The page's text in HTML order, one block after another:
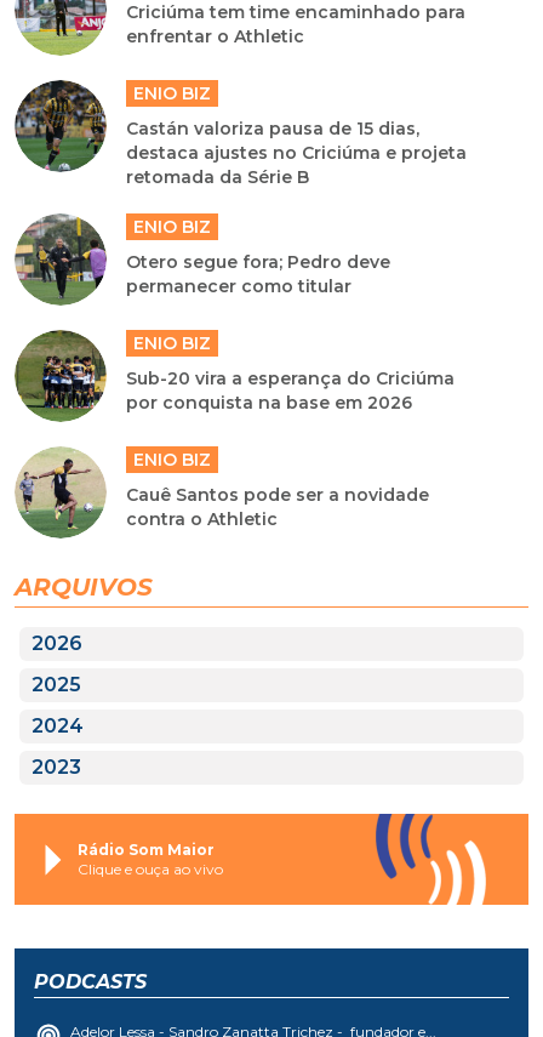
Criciúma tem time encaminhado para
enfrentar o Athletic
ENIO BIZ
Castán valoriza pausa de 15 dias,
destaca ajustes no Criciúma e projeta
retomada da Série B
ENIO BIZ
Otero segue fora; Pedro deve
permanecer como titular
ENIO BIZ
Sub-20 vira a esperança do Criciúma
por conquista na base em 2026
ENIO BIZ
Cauê Santos pode ser a novidade
contra o Athletic
ARQUIVOS
2026
2025
2024
2023
Rádio Som Maior
Clique e ouça ao vivo
PODCASTS
Adelor Lessa - Sandro Zanatta Trichez - fundador e...